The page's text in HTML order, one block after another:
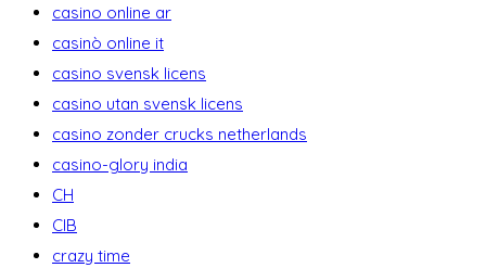
casino online ar
casinò online it
casino svensk licens
casino utan svensk licens
casino zonder crucks netherlands
casino-glory india
CH
CIB
crazy time